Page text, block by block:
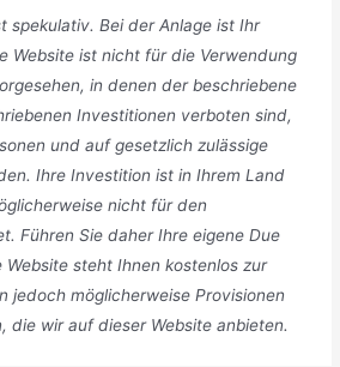
spekulativ. Bei der Anlage ist Ihr
Website ist nicht für die Verwendung
in denen der beschriebene
Investitionen verboten sind,
und auf gesetzlich zulässige
Ihre Investition ist in Ihrem Land
nicht für den
Führen Sie daher Ihre eigene Due
steht Ihnen kostenlos zur
jedoch möglicherweise Provisionen
die wir auf dieser Website anbieten.